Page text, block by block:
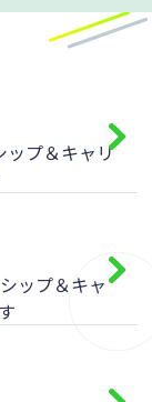
ップ＆キャリ
ップ＆キャ